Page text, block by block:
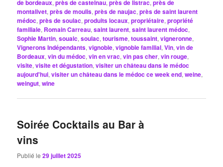
de bordeaux,près de castelnau,près de listrac,près de
montalivet,près de moulis,près de naujac,près de saint laurent
médoc,près de soulac,produits locaux,propriétaire,propriété
familiale, Romain Carreau,saint laurent,saint laurent médoc,
Sophie Martin,soualc,soulac,tourisme,toussaint,vigneronne,
Vignerons Indépendants,vignoble,vignoble familial,Vin,vin de
Bordeaux,vin du médoc,vin en vrac,vin pas cher,vin rouge,
visite,visite et dégustation,visiter un château dans le médoc
aujourd'hui,visiter un château dans le médoc ce week end,weine,
weingut,wine
Soirée Cocktails au Bar à
vins
Publié le29 juillet 2025